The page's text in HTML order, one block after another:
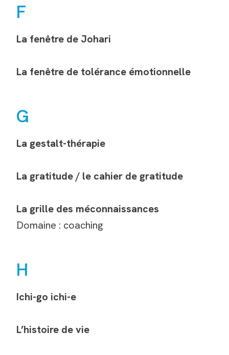
F
La fenêtre de Johari
La fenêtre de tolérance émotionnelle
G
La gestalt-thérapie
La gratitude / le cahier de gratitude
La grille des méconnaissances
Domaine : coaching
H
Ichi-go ichi-e
L’histoire de vie